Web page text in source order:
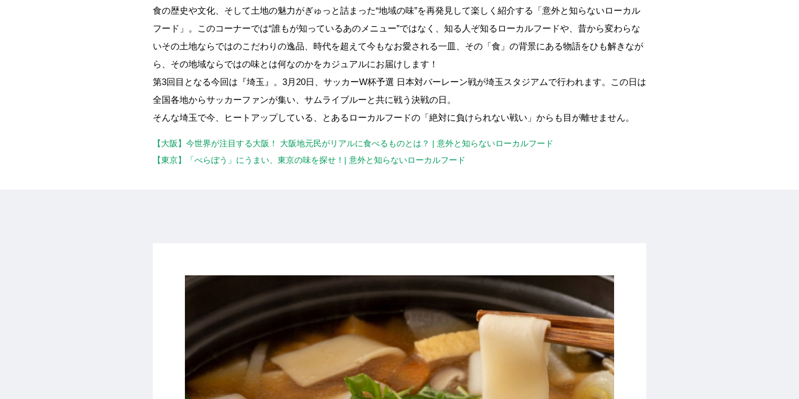
食の歴史や文化、そして土地の魅力がぎゅっと詰まった“地域の味”を再発見して楽しく紹介する「意外と知らないローカル
フード」。このコーナーでは“誰もが知っているあのメニュー”ではなく、知る人ぞ知るローカルフードや、昔から変わらな
いその土地ならではのこだわりの逸品、時代を超えて今もなお愛される一皿、その「食」の背景にある物語をひも解きなが
ら、その地域ならではの味とは何なのかをカジュアルにお届けします！
第3回目となる今回は『埼玉』。3月20日、サッカーW杯予選 日本対バーレーン戦が埼玉スタジアムで行われます。この日は
全国各地からサッカーファンが集い、サムライブルーと共に戦う決戦の日。
そんな埼玉で今、ヒートアップしている、とあるローカルフードの「絶対に負けられない戦い」からも目が離せません。
【大阪】今世界が注目する大阪！ 大阪地元民がリアルに食べるものとは？ | 意外と知らないローカルフード
【東京】「べらぼう」にうまい、東京の味を探せ！| 意外と知らないローカルフード